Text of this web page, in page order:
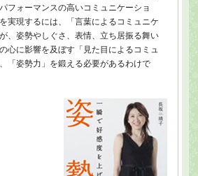
フォーマンスの高いコミュニケーショ
実現するには、「言葉によるコミュニケ
、姿勢やしぐさ、表情、立ち居振る舞い
心に影響を及ぼす「見た目によるコミュ
「姿勢力」を鍛える必要があるわけで